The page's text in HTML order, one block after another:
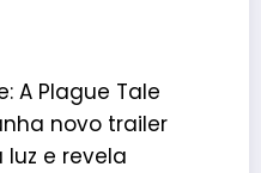
A Plague Tale
novo trailer
e revela